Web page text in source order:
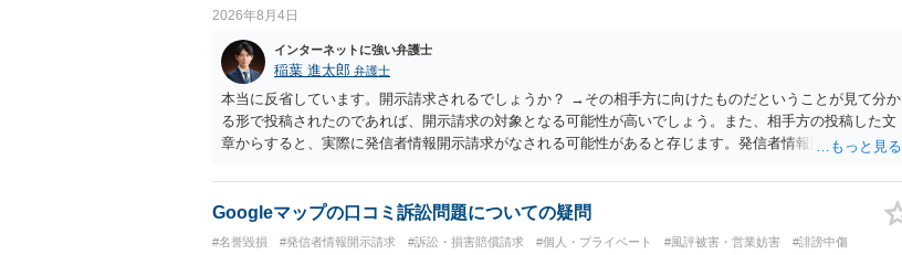
2026年8月4日
インターネットに強い弁護士
稲葉 進太郎 弁護士
本当に反省しています。開示請求されるでしょうか？ →その相手方に向けたものだということが見て分か
る形で投稿されたのであれば、開示請求の対象となる可能性が高いでしょう。また、相手方の投稿した文
章からすると、実際に発信者情報開示請求がなされる可能性があると存じます。発信者情報開示請求が進
カウントの登録メールに意見照会がなされます。 また、された場合賠償金はいくらでしょうか。 →ケー
スバイケースであり、数万円から１００万単位まで様々でしょう。裁判外であれば交渉して相手方の請求
Googleマップの口コミ訴訟問題についての疑問
#名誉毀損 #発信者情報開示請求 #訴訟・損害賠償請求 #個人・プライベート #風評被害・営業妨害 #誹謗中傷